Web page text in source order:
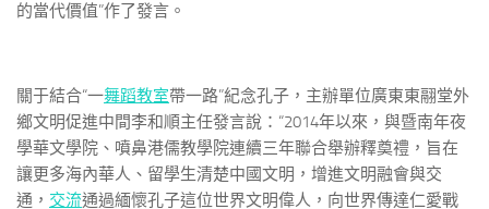
的當代價值”作了發言。
關于結合“一舞蹈教室帶一路”紀念孔子，主辦單位廣東東翮堂外
鄉文明促進中間李和順主任發言說：“2014年以來，與暨南年夜
學華文學院、噴鼻港儒教學院連續三年聯合舉辦釋奠禮，旨在
讓更多海內華人、留學生清楚中國文明，增進文明融會與交
通， 交流通過緬懷孔子這位世界文明偉人，向世界傳達仁愛戰